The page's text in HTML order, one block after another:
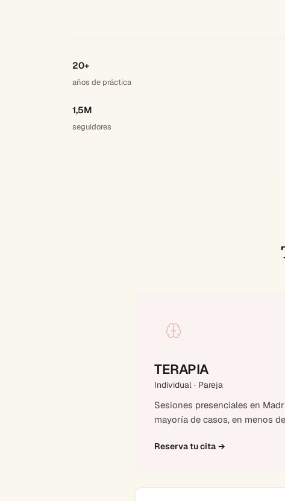
20+
años de práctica
1,5M
seguidores
TERAPIA
Individual · Pareja
Sesiones presenciales en
mayoría de casos, en menos
Reserva tu cita →